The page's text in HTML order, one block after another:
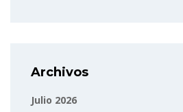
Archivos
Julio 2026